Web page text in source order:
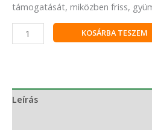
támogatását, miközben friss,
KOSÁRBA TESZEM
Leírás